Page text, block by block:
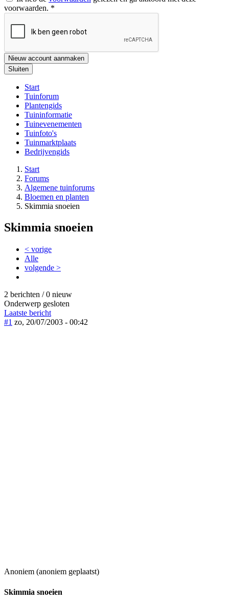
voorwaarden. *
Nieuw account aanmaken
Sluiten
Start
Tuinforum
Plantengids
Tuininformatie
Tuinevenementen
Tuinfoto's
Tuinmarktplaats
Bedrijvengids
Start
Forums
Algemene tuinforums
Bloemen en planten
Skimmia snoeien
Skimmia snoeien
< vorige
Alle
volgende >
2 berichten / 0 nieuw
Onderwerp gesloten
Laatste bericht
#1 zo, 20/07/2003 - 00:42
Anoniem (anoniem geplaatst)
Skimmia snoeien